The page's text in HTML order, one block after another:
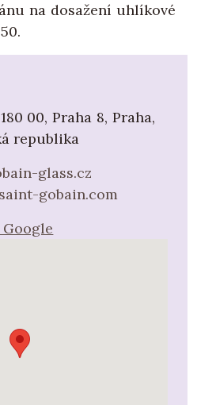
na dosažení uhlíkové
00, Praha 8, Praha,
republika
glass.cz
gobain.com